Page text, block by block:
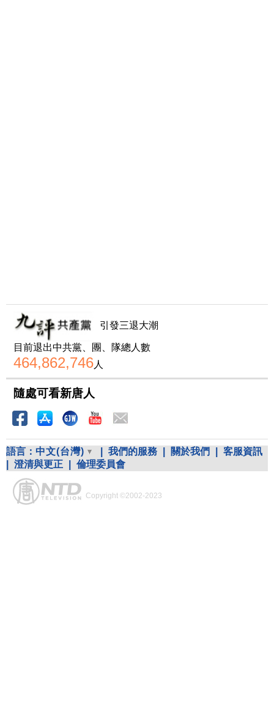
引發三退大潮
目前退出中共黨、團、隊總人數
464,862,746人
隨處可看新唐人
語言： 中文(台灣) 我們的服務 關於我們
客服資訊
澄清與更正 倫理委員會
Copyright ©2002-2023